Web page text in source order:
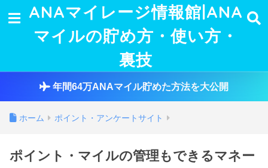
ANAマイレージ情報館|ANA
マイルの貯め方・使い方・
裏技
年間64万ANAマイル貯めた方法を大公開
ホーム ポイント・アンケートサイト
ポイント・マイルの管理もできるマネー